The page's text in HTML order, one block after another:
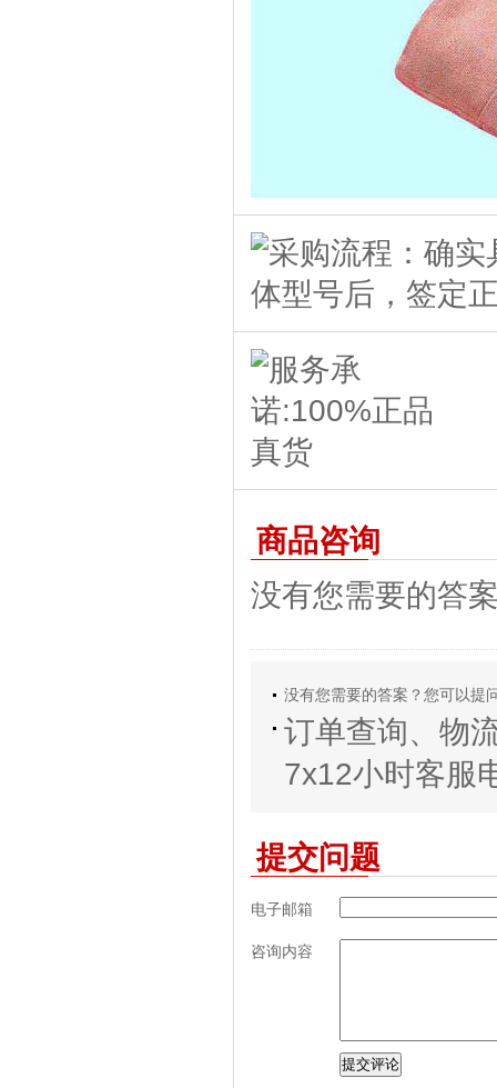
商品咨询
没有您需要的答
没有您需要的答案？您可以提
订单查询、物
7x12小时客服
提交问题
电子邮箱
咨询内容